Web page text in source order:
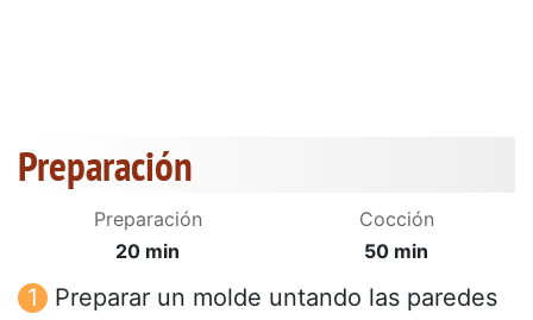
Preparación
Preparación
20 min
Cocción
50 min
Preparar un molde untando las paredes